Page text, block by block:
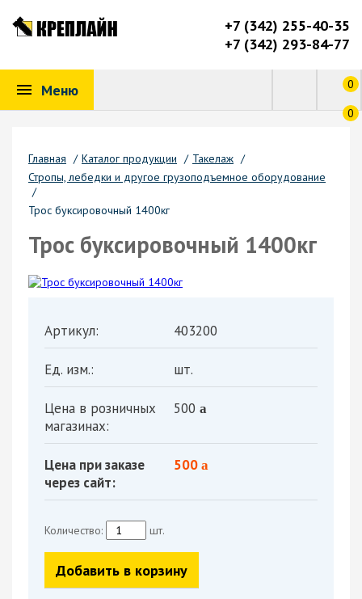
+7 (342) 255-40-35
+7 (342) 293-84-77
Меню
0
0
Главная / Каталог продукции / Такелаж /
Стропы, лебедки и другое грузоподъемное оборудование
/
Трос буксировочный 1400кг
Трос буксировочный 1400кг
Артикул: 403200
Ед. изм.: шт.
Цена в розничных
магазинах:
500 a
Цена при заказе
через сайт:
500 a
Количество: шт.
Добавить в корзину